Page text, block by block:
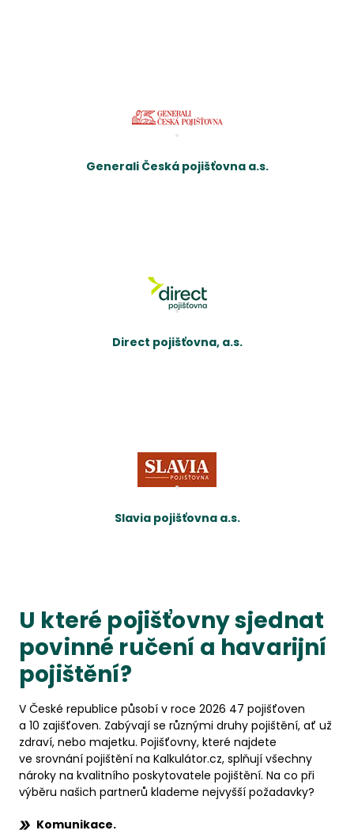
Generali Česká pojišťovna a.s.
Direct pojišťovna, a.s.
Slavia pojišťovna a.s.
U které pojišťovny sjednat
povinné ručení a havarijní
pojištění?
V České republice působí v roce 2026 47 pojišťoven
a 10 zajišťoven. Zabývají se různými druhy pojištění, ať už
zdraví, nebo majetku. Pojišťovny, které najdete
ve srovnání pojištění na Kalkulátor.cz, splňují všechny
nároky na kvalitního poskytovatele pojištění. Na co při
výběru našich partnerů klademe nejvyšší požadavky?
Komunikace.